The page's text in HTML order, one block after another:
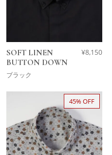
SOFT LINEN
BUTTON DOWN
ブラック
¥8,150
45% OFF